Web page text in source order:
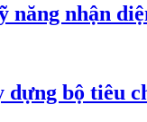
năng nhận
bộ tiêu